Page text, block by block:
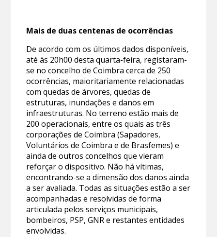
Mais de duas centenas de ocorrências
De acordo com os últimos dados disponíveis,
até às 20h00 desta quarta-feira, registaram-
se no concelho de Coimbra cerca de 250
ocorrências, maioritariamente relacionadas
com quedas de árvores, quedas de
estruturas, inundações e danos em
infraestruturas. No terreno estão mais de
200 operacionais, entre os quais as três
corporações de Coimbra (Sapadores,
Voluntários de Coimbra e de Brasfemes) e
ainda de outros concelhos que vieram
reforçar o dispositivo. Não há vítimas,
encontrando-se a dimensão dos danos ainda
a ser avaliada. Todas as situações estão a ser
acompanhadas e resolvidas de forma
articulada pelos serviços municipais,
bombeiros, PSP, GNR e restantes entidades
envolvidas.